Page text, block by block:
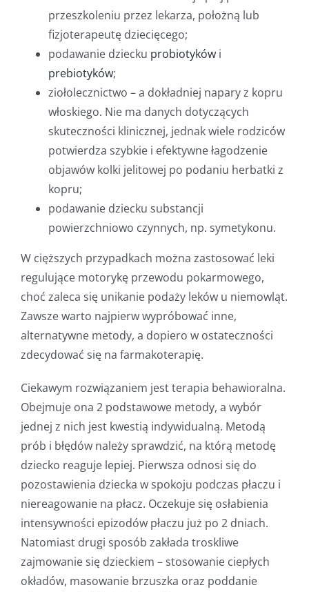
przeszkoleniu przez lekarza, położną lub
fizjoterapeutę dziecięcego;
podawanie dziecku probiotyków i
prebiotyków;
ziołolecznictwo – a dokładniej napary z kopru
włoskiego. Nie ma danych dotyczących
skuteczności klinicznej, jednak wiele rodziców
potwierdza szybkie i efektywne łagodzenie
objawów kolki jelitowej po podaniu herbatki z
kopru;
podawanie dziecku substancji
powierzchniowo czynnych, np. symetykonu.
W cięższych przypadkach można zastosować leki
regulujące motorykę przewodu pokarmowego,
choć zaleca się unikanie podaży leków u niemowląt.
Zawsze warto najpierw wypróbować inne,
alternatywne metody, a dopiero w ostateczności
zdecydować się na farmakoterapię.
Ciekawym rozwiązaniem jest terapia behawioralna.
Obejmuje ona 2 podstawowe metody, a wybór
jednej z nich jest kwestią indywidualną. Metodą
prób i błędów należy sprawdzić, na którą metodę
dziecko reaguje lepiej. Pierwsza odnosi się do
pozostawienia dziecka w spokoju podczas płaczu i
niereagowanie na płacz. Oczekuje się osłabienia
intensywności epizodów płaczu już po 2 dniach.
Natomiast drugi sposób zakłada troskliwe
zajmowanie się dzieckiem – stosowanie ciepłych
okładów, masowanie brzuszka oraz poddanie